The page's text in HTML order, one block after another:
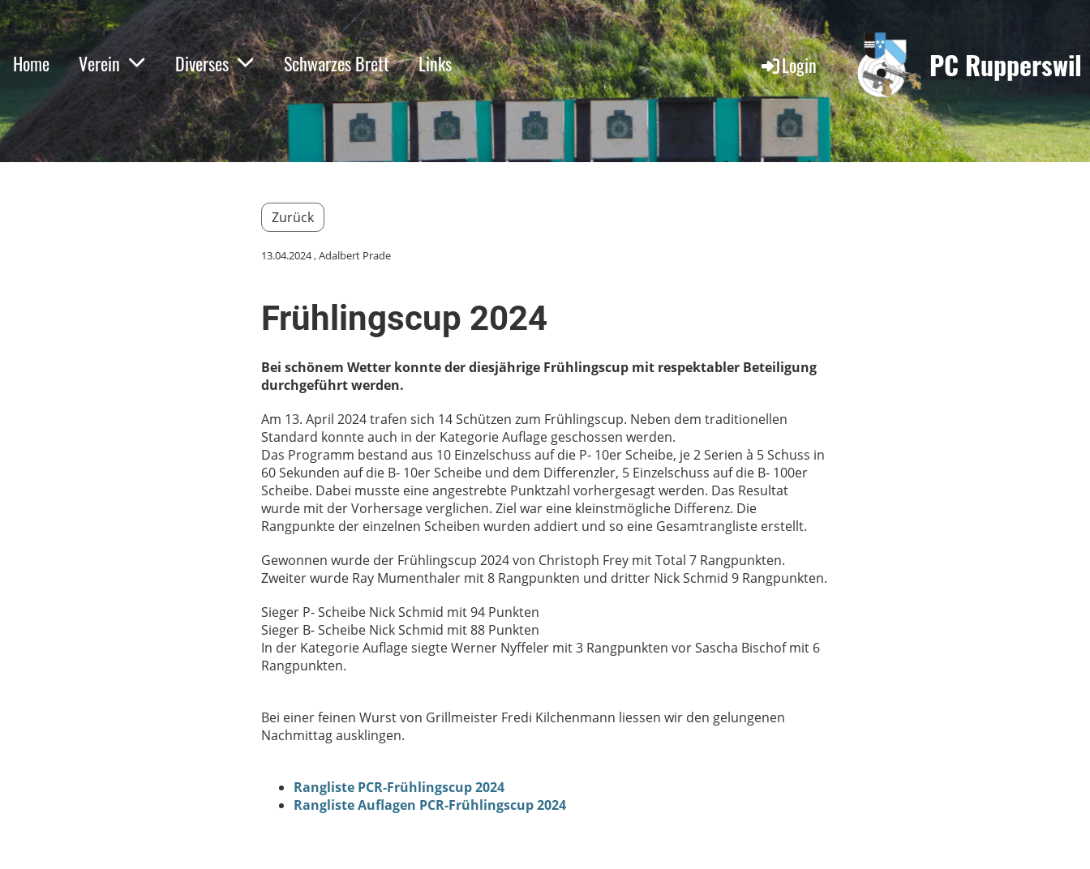
Home Verein Diverses Schwarzes Brett Links Login PC Rupperswil
Zurück
13.04.2024, Adalbert Prade
Frühlingscup 2024
Bei schönem Wetter konnte der diesjährige Frühlingscup mit respektabler Beteiligung
durchgeführt werden.
Am 13. April 2024 trafen sich 14 Schützen zum Frühlingscup. Neben dem traditionellen
Standard konnte auch in der Kategorie Auflage geschossen werden.
Das Programm bestand aus 10 Einzelschuss auf die P- 10er Scheibe, je 2 Serien à 5 Schuss in
60 Sekunden auf die B- 10er Scheibe und dem Differenzler, 5 Einzelschuss auf die B- 100er
Scheibe. Dabei musste eine angestrebte Punktzahl vorhergesagt werden. Das Resultat
wurde mit der Vorhersage verglichen. Ziel war eine kleinstmögliche Differenz. Die
Rangpunkte der einzelnen Scheiben wurden addiert und so eine Gesamtrangliste erstellt.
Gewonnen wurde der Frühlingscup 2024 von Christoph Frey mit Total 7 Rangpunkten.
Zweiter wurde Ray Mumenthaler mit 8 Rangpunkten und dritter Nick Schmid 9 Rangpunkten.
Sieger P- Scheibe Nick Schmid mit 94 Punkten
Sieger B- Scheibe Nick Schmid mit 88 Punkten
In der Kategorie Auflage siegte Werner Nyffeler mit 3 Rangpunkten vor Sascha Bischof mit 6
Rangpunkten.
Bei einer feinen Wurst von Grillmeister Fredi Kilchenmann liessen wir den gelungenen
Nachmittag ausklingen.
Rangliste PCR-Frühlingscup 2024
Rangliste Auflagen PCR-Frühlingscup 2024